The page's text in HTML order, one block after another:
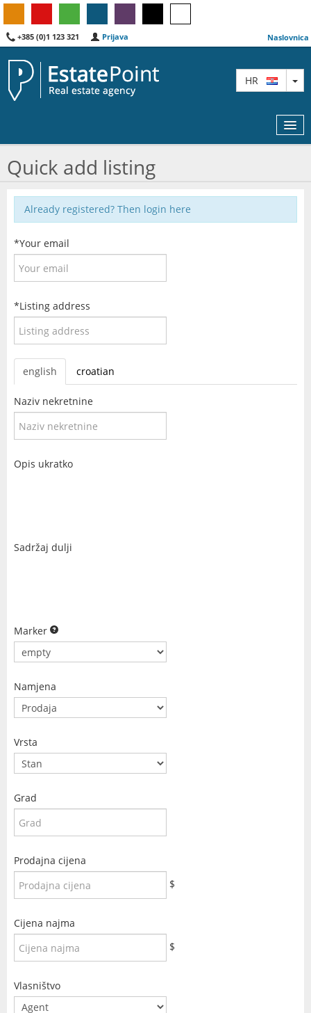
+385 (0)1 123 321 Prijava Naslovnica
HR
AGENTI
Quick add listing
Already registered? Then login here
*Your email
*Listing address
english croatian
Naziv nekretnine
Opis ukratko
Sadržaj dulji
Marker
Namjena
Vrsta
Grad
Prodajna cijena
$
Cijena najma
$
Vlasništvo